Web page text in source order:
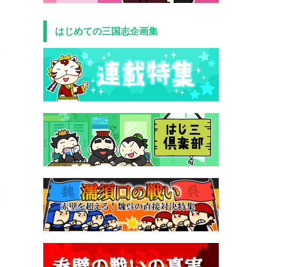
はじめての三国志企画集